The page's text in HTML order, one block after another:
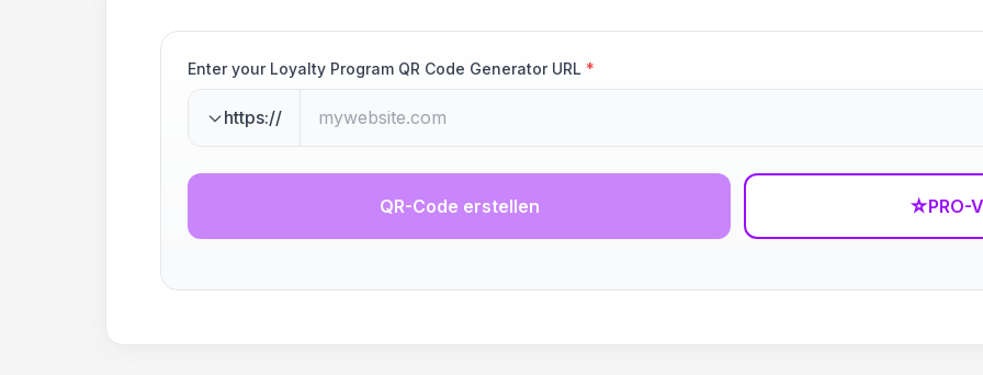
Enter your Loyalty Program QR Code Generator URL *
https://
QR-Code erstellen ☆PRO-